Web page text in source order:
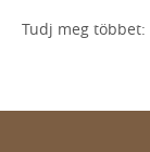
Tudj meg többet: